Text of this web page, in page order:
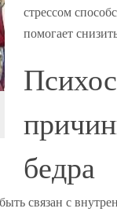
стрессом
помогает
бедра
связан с